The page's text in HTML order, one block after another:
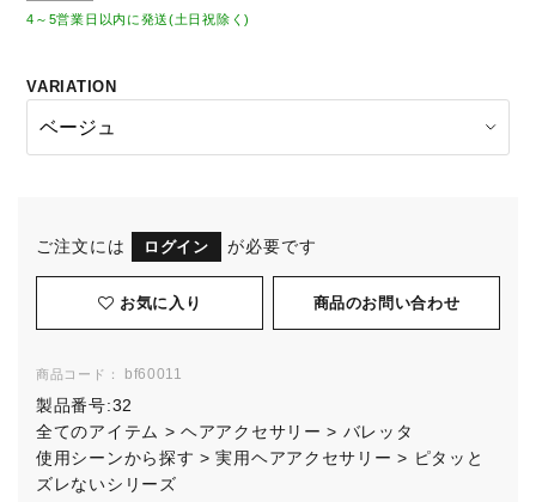
4～5営業日以内に発送(土日祝除く)
VARIATION
ご注文には ログイン が必要です
お気に入り
商品コード： bf60011
製品番号:32
全てのアイテム >ヘアアクセサリー > バレッタ
使用シーンから探す >実用ヘアアクセサリー > ピタッと
ズレないシリーズ